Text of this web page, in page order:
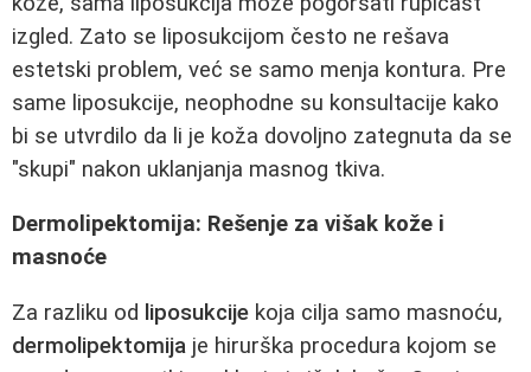
izgled. Zato se liposukcijom često ne rešava
estetski problem, već se samo menja kontura. Pre
same liposukcije, neophodne su konsultacije kako
bi se utvrdilo da li je koža dovoljno zategnuta da se
"skupi" nakon uklanjanja masnog tkiva.
Dermolipektomija: Rešenje za višak kože i
masnoće
Za razliku od liposukcije koja cilja samo masnoću,
dermolipektomija je hirurška procedura kojom se